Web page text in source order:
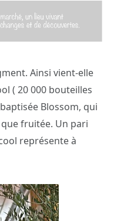
Ainsi vient-elle
( 20 000 bouteilles
Blossom, qui
fruitée. Un pari
représente à